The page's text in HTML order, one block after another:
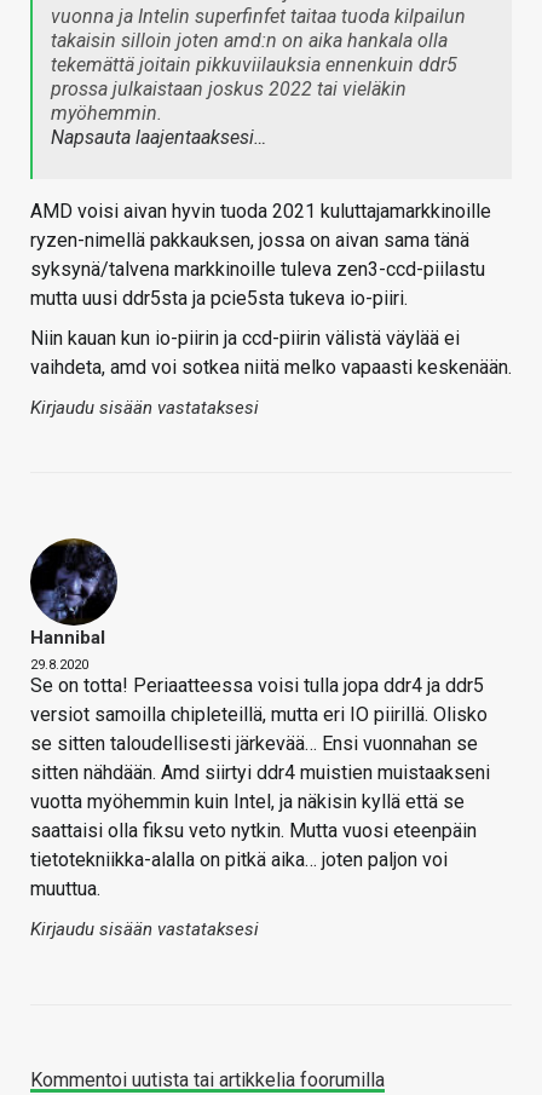
vuonna ja Intelin superfinfet taitaa tuoda kilpailun
takaisin silloin joten amd:n on aika hankala olla
tekemättä joitain pikkuviilauksia ennenkuin ddr5
prossa julkaistaan joskus 2022 tai vieläkin
myöhemmin.
Napsauta laajentaaksesi…
AMD voisi aivan hyvin tuoda 2021 kuluttajamarkkinoille
ryzen-nimellä pakkauksen, jossa on aivan sama tänä
syksynä/talvena markkinoille tuleva zen3-ccd-piilastu
mutta uusi ddr5sta ja pcie5sta tukeva io-piiri.
Niin kauan kun io-piirin ja ccd-piirin välistä väylää ei
vaihdeta, amd voi sotkea niitä melko vapaasti keskenään.
Kirjaudu sisään vastataksesi
Hannibal
29.8.2020
Se on totta! Periaatteessa voisi tulla jopa ddr4 ja ddr5
versiot samoilla chipleteillä, mutta eri IO piirillä. Olisko
se sitten taloudellisesti järkevää… Ensi vuonnahan se
sitten nähdään. Amd siirtyi ddr4 muistien muistaakseni
vuotta myöhemmin kuin Intel, ja näkisin kyllä että se
saattaisi olla fiksu veto nytkin. Mutta vuosi eteenpäin
tietotekniikka-alalla on pitkä aika… joten paljon voi
muuttua.
Kirjaudu sisään vastataksesi
Kommentoi uutista tai artikkelia foorumilla